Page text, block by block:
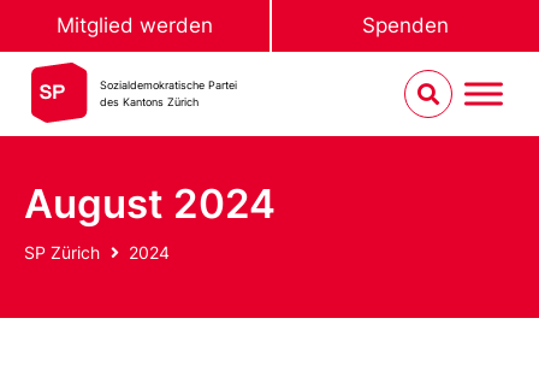
Mitglied werden Spenden
Sozialdemokratische Partei
des Kantons Zürich
August 2024
SP Zürich 2024